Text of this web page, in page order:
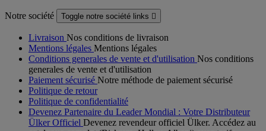
Notre société Toggle notre société links 
Livraison Nos conditions de livraison
Mentions légales Mentions légales
Conditions generales de vente et d'utilisation Nos conditions
generales de vente et d'utilisation
Paiement sécurisé Notre méthode de paiement sécurisé
Politique de retour
Politique de confidentialité
Devenez Partenaire du Leader Mondial : Votre Distributeur
Ülker Officiel Devenez revendeur officiel Ülker. Accédez au